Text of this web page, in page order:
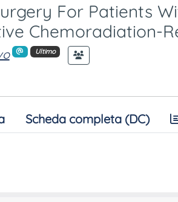
For Patients
Chemoradiation-
Ultimo
Scheda completa (DC)